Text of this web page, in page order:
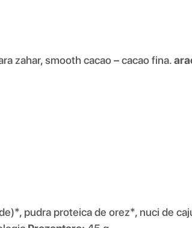
zahar, smooth cacao – cacao fina.
pudra proteica de orez*, nuci de